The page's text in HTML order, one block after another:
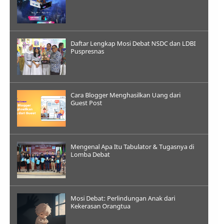
Daftar Lengkap Mosi Debat NSDC dan LDBI
Puspresnas
Cara Blogger Menghasilkan Uang dari
Guest Post
Mengenal Apa Itu Tabulator & Tugasnya di
Lomba Debat
Mosi Debat: Perlindungan Anak dari
Kekerasan Orangtua